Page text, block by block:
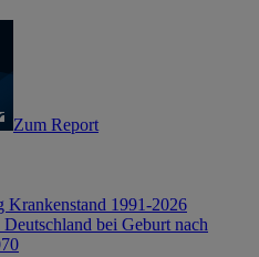
Zum Report
1991-2026
bei Geburt nach